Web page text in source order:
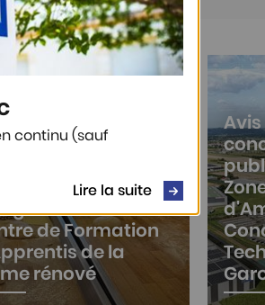
du
de Formation
de la
rénové
continu (sauf
Lire la suite